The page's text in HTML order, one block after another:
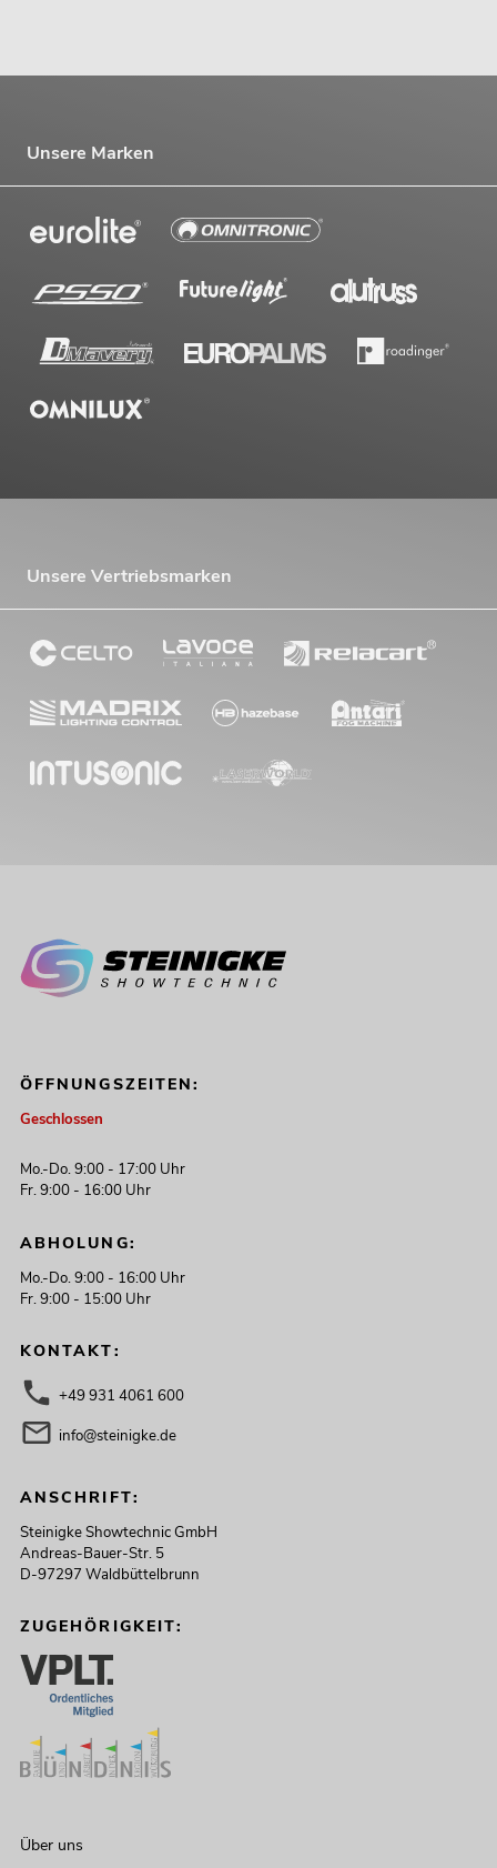
Unsere Marken
Unsere Vertriebsmarken
ÖFFNUNGSZEITEN:
Geschlossen
Mo.-Do. 9:00 - 17:00 Uhr
Fr. 9:00 - 16:00 Uhr
ABHOLUNG:
Mo.-Do. 9:00 - 16:00 Uhr
Fr. 9:00 - 15:00 Uhr
KONTAKT:
+49 931 4061 600
info@steinigke.de
ANSCHRIFT:
Steinigke Showtechnic GmbH
Andreas-Bauer-Str. 5
D-97297 Waldbüttelbrunn
ZUGEHÖRIGKEIT:
Über uns